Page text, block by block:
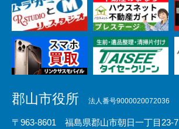
郡山市役所 法人番号9000020072036
〒963-8601 福島県郡山市朝日一丁目23-7